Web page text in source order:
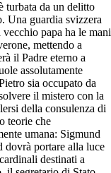
turbata da un delitto
Una guardia svizzera
papa ha le mani
mettendo a
il Padre eterno a
assolutamente
sia occupato da
il mistero con la
della consulenza di
teorie che
umana: Sigmund
dovrà portare alla luce
destinati a